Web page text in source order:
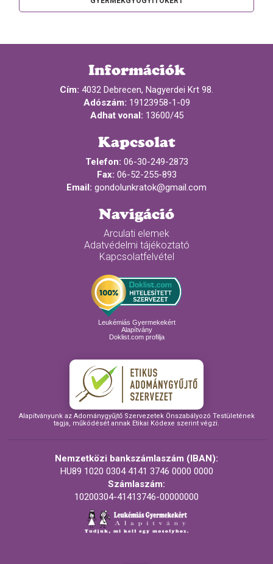
Információk
Cím: 4032 Debrecen, Nagyerdei Krt 98.
Adószám: 19123958-1-09
Adhat vonal: 13600/45
Kapcsolat
Telefon: 06-30-249-2873
Fax: 06-52-255-893
Email: gondolunkratok@gmail.com
Navigáció
Arculati elemek
Adatvédelmi tájékoztató
Kapcsolatfelvétel
Leukémiás Gyermekekért
Alapítvány
Doklist.com profilja
Alapítványunk az Adománygyűjtő Szervezetek Önszabályozó Testületének
tagja, működését annak Etikai Kódexe szerint végzi.
Nemzetközi bankszámlaszám (IBAN):
HU89 1020 0304 4141 3746 0000 0000
Számlaszám:
10200304-41413746-00000000